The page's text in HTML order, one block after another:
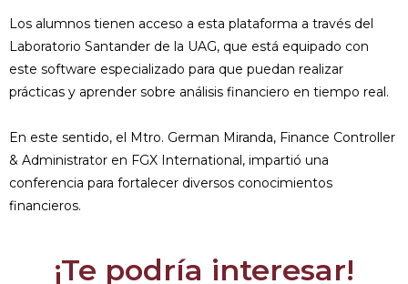
Los alumnos tienen acceso a esta plataforma a través del
Laboratorio Santander de la UAG, que está equipado con
este software especializado para que puedan realizar
prácticas y aprender sobre análisis financiero en tiempo real.
En este sentido, el Mtro. German Miranda, Finance Controller
& Administrator en FGX International, impartió una
conferencia para fortalecer diversos conocimientos
financieros.
¡Te podría interesar!